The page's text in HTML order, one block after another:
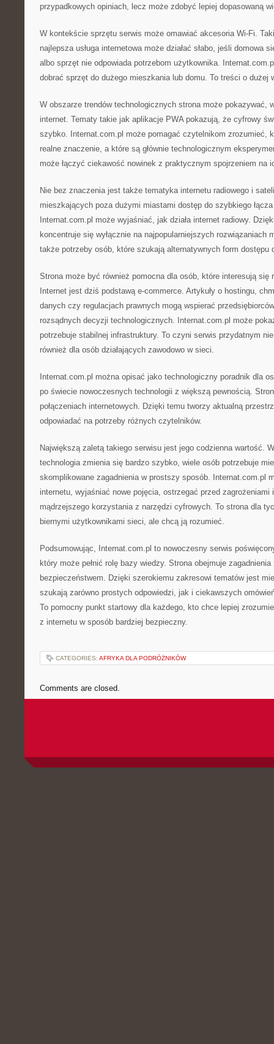
przypadkowych opiniach, lecz może zdobyć lepiej dopasowaną
W kontekście sprzętu serwis może omawiać akcesoria Wi-Fi.
najlepsza usługa internetowa może działać słabo, jeśli domowa
albo sprzęt nie odpowiada potrzebom użytkownika.
dobrać sprzęt do dużego mieszkania lub domu. To treści o dużej
W obszarze trendów technologicznych strona może pokazywać,
internet. Tematy takie jak aplikacje PWA pokazują, że cyfrowy
szybko. Internat.com.pl może pomagać czytelnikom zrozumieć,
realne znaczenie, a które są głównie technologicznym
może łączyć ciekawość nowinek z praktycznym spojrzeniem na
Nie bez znaczenia jest także tematyka internetu radiowego i
mieszkających poza dużymi miastami dostęp do szybkiego
Internat.com.pl może wyjaśniać, jak działa internet radiowy.
koncentruje się wyłącznie na najpopularniejszych rozwiązaniach
także potrzeby osób, które szukają alternatywnych form dostępu
Strona może być również pomocna dla osób, które interesują się
Internet jest dziś podstawą e-commerce. Artykuły o hostingu,
danych czy regulacjach prawnych mogą wspierać
rozsądnych decyzji technologicznych. Internat.com.pl może
potrzebuje stabilnej infrastruktury. To czyni serwis przydatnym
również dla osób działających zawodowo w sieci.
Internat.com.pl można opisać jako technologiczny poradnik dla
po świecie nowoczesnych technologii z większą pewnością.
połączeniach internetowych. Dzięki temu tworzy aktualną
odpowiadać na potrzeby różnych czytelników.
Największą zaletą takiego serwisu jest jego codzienna wartość.
technologia zmienia się bardzo szybko, wiele osób potrzebuje
skomplikowane zagadnienia w prostszy sposób. Internat.com.pl
internetu, wyjaśniać nowe pojęcia, ostrzegać przed zagrożeniami
mądrzejszego korzystania z narzędzi cyfrowych. To strona dla
biernymi użytkownikami sieci, ale chcą ją rozumieć.
Podsumowując, Internat.com.pl to nowoczesny serwis
który może pełnić rolę bazy wiedzy. Strona obejmuje
bezpieczeństwem. Dzięki szerokiemu zakresowi tematów jest
szukają zarówno prostych odpowiedzi, jak i ciekawszych
To pomocny punkt startowy dla każdego, kto chce lepiej
z internetu w sposób bardziej bezpieczny.
CATEGORIES: AFRYKA DLA PODRÓŻNIKÓW
Comments are closed.